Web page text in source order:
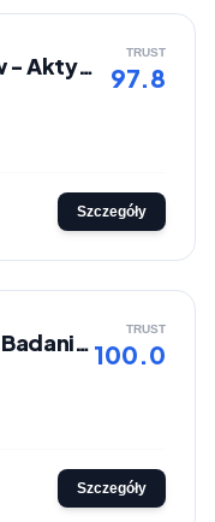
Fizjoterapia Kraków - Aktywna Przestrzeń TRUST
97.8
Szczegóły
SkanujZdrowie.pl - Badania onkologiczne TRUST
100.0
Szczegóły